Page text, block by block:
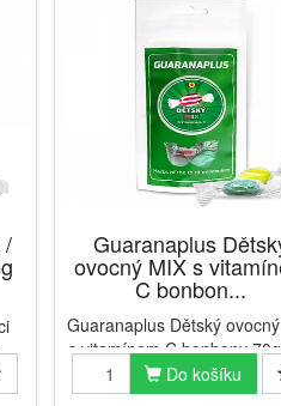
/ Guaranaplus
ovocný MIX s
C bonbon...
Guaranaplus Dětský
s vitamínem C bonbony
bonbony kombinují
kyselou ovocnou chuť s
Do košíku